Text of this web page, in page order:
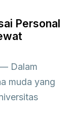
Personal
Dalam
muda yang